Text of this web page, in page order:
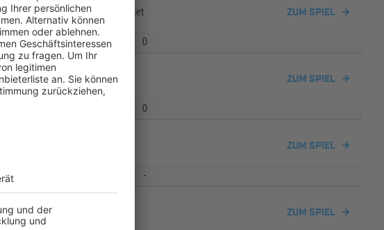
(SG 1) TSV Aschach /TSV Bad Bocklet ZUM SPIEL
0 0
1.FC Elfershausen ZUM SPIEL
0
ZUM SPIEL
-
1.FC Elfershausen ZUM SPIEL